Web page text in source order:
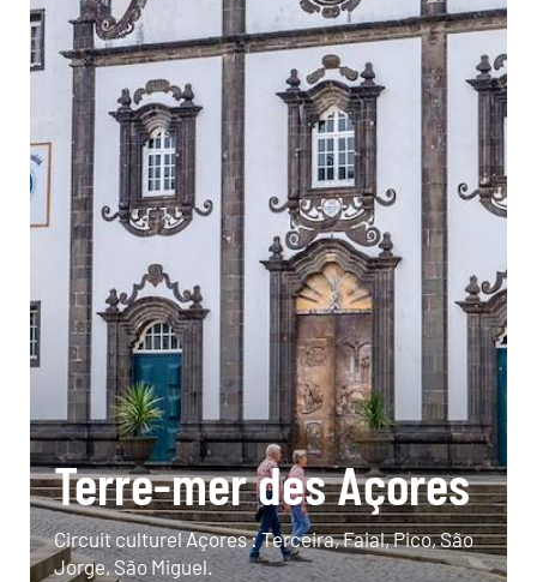
Terre-mer des Açores
Circuit culturel Açores : Terceira, Faial, Pico, São
Jorge, São Miguel.